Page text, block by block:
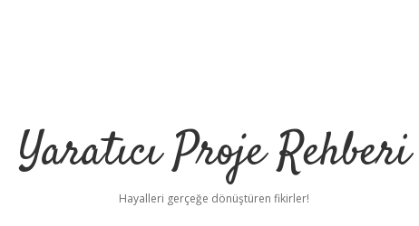
Yaratıcı Proje Rehberi
Hayalleri gerçeğe dönüştüren fikirler!